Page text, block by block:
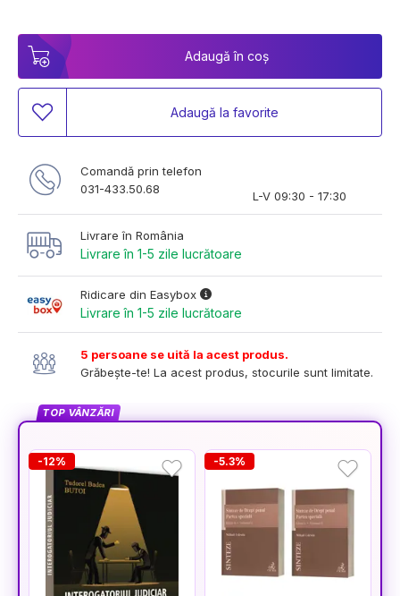
Adaugă în coș
Adaugă la favorite
Comandă prin telefon
031-433.50.68
L-V 09:30 - 17:30
Livrare în România
Livrare în 1-5 zile lucrătoare
Ridicare din Easybox
Livrare în 1-5 zile lucrătoare
5 persoane se uită la acest produs.
Grăbește-te! La acest produs, stocurile sunt limitate.
TOP VÂNZĂRI
-12% -5.3%